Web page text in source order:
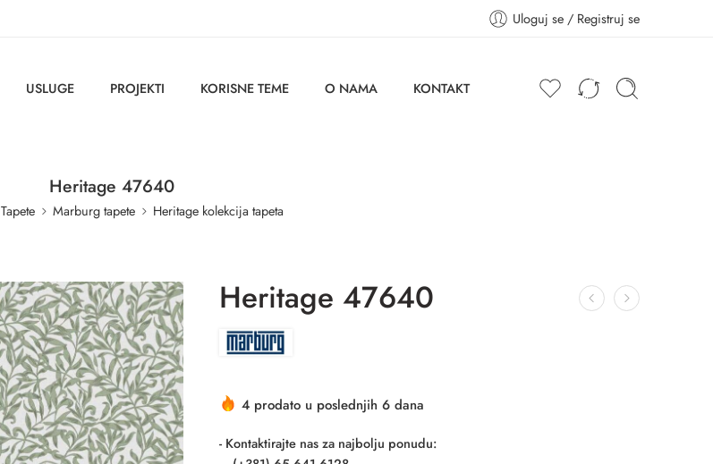
Uloguj se / Registruj se
USLUGE PROJEKTI KORISNE TEME O NAMA KONTAKT
Heritage 47640
Tapete Marburg tapete Heritage kolekcija tapeta
Heritage 47640
4 prodato u poslednjih 6 dana
- Kontaktirajte nas za najbolju ponudu: